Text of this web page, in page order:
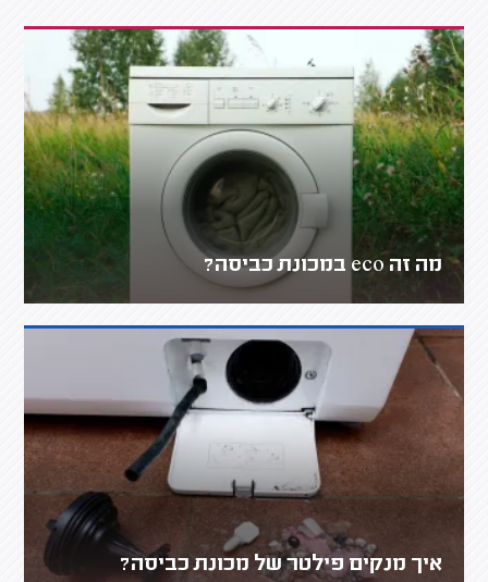
מה זה eco במכונת כביסה?
איך מנקים פילטר של מכונת כביסה?